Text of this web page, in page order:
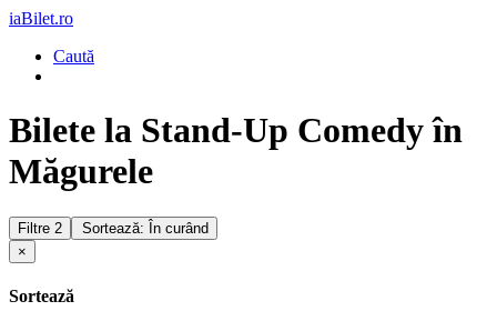
iaBilet.ro
Caută
Bilete la Stand-Up Comedy în
Măgurele
Filtre 2
Sortează: În curând
×
Sortează